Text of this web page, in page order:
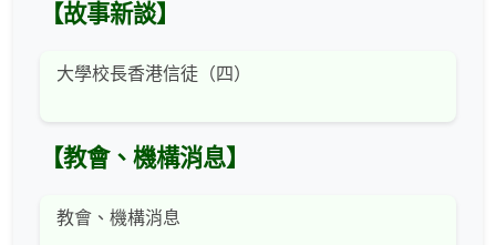
【故事新談】
大學校長香港信徒（四）
【教會、機構消息】
教會、機構消息